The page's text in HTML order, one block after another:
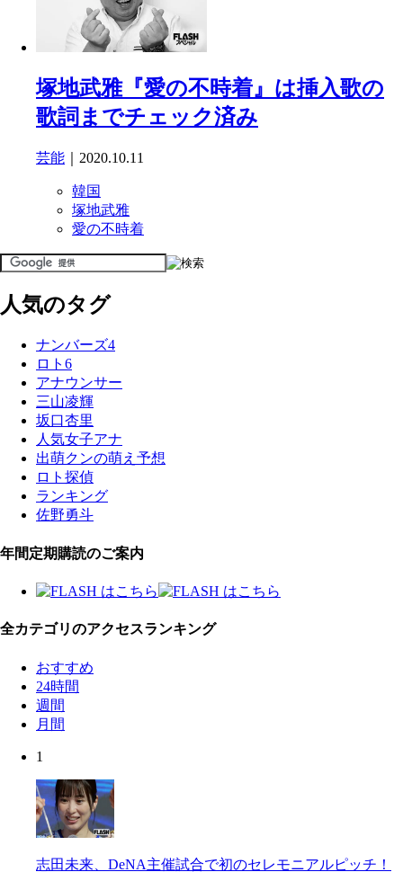
塚地武雅『愛の不時着』は挿入歌の
歌詞までチェック済み
芸能 ｜2020.10.11
韓国
塚地武雅
愛の不時着
人気のタグ
ナンバーズ4
ロト6
アナウンサー
三山凌輝
坂口杏里
人気女子アナ
出萌クンの萌え予想
ロト探偵
ランキング
佐野勇斗
年間定期購読のご案内
全カテゴリのアクセスランキング
おすすめ
24時間
週間
月間
1
志田未来、DeNA主催試合で初のセレモニアルピッチ！